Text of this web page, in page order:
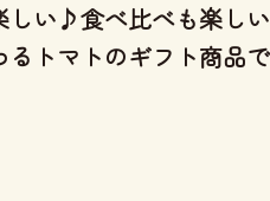
しい♪食べ比べも楽し
るトマトのギフト商品